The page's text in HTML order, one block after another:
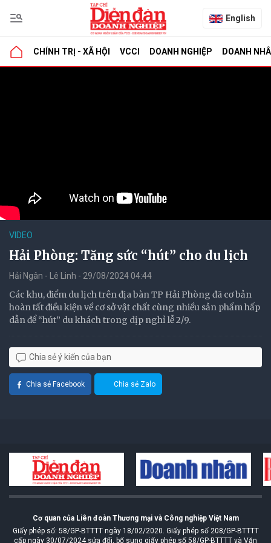
English
CHÍNH TRỊ - XÃ HỘI VCCI DOANH NGHIỆP DOANH
VIDEO
Hải Phòng: Tăng sức “hút” cho du lịch
Hải Ngân - Lê Linh - 29/08/2024 04:44
Các khu, điểm du lịch trên địa bàn TP Hải Phòng đã cơ bản
hoàn tất điều kiện về cơ sở vật chất cùng nhiều sản phẩm hấp
dẫn để “hút” du khách trong dịp nghỉ lễ 2/9.
Chia sẻ ý kiến của bạn
Chia sẻ Facebook Chia sẻ Zalo
Cơ quan của Liên đoàn Thương mại và Công nghiệp Việt Nam
Giấy phép số: 58/GP-BTTTT ngày 18/02/2020. Giấy phép số 208/GP-BTTTT
cấp ngày 30/07/2024 sửa đổi, bổ sung giấy phép số 58/GP-BTTTT và Văn